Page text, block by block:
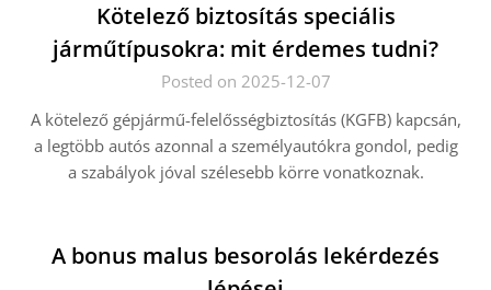
Kötelező biztosítás speciális
járműtípusokra: mit érdemes tudni?
Posted on 2025-12-07
A kötelező gépjármű-felelősségbiztosítás (KGFB) kapcsán,
a legtöbb autós azonnal a személyautókra gondol, pedig
a szabályok jóval szélesebb körre vonatkoznak.
A bonus malus besorolás lekérdezés